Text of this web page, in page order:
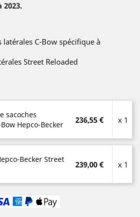
2023.
latérales C-Bow spécifique à
Street Reloaded
sacoches
Hepco-Becker
236,55 € x 1
Becker Street
239,00 € x 1